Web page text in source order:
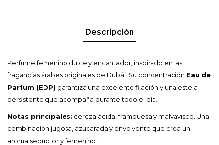
Descripción
Perfume femenino dulce y encantador, inspirado en las
fragancias árabes originales de Dubái. Su concentración Eau de
Parfum (EDP) garantiza una excelente fijación y una estela
persistente que acompaña durante todo el día.
Notas principales: cereza ácida, frambuesa y malvavisco. Una
combinación jugosa, azucarada y envolvente que crea un
aroma seductor y femenino.